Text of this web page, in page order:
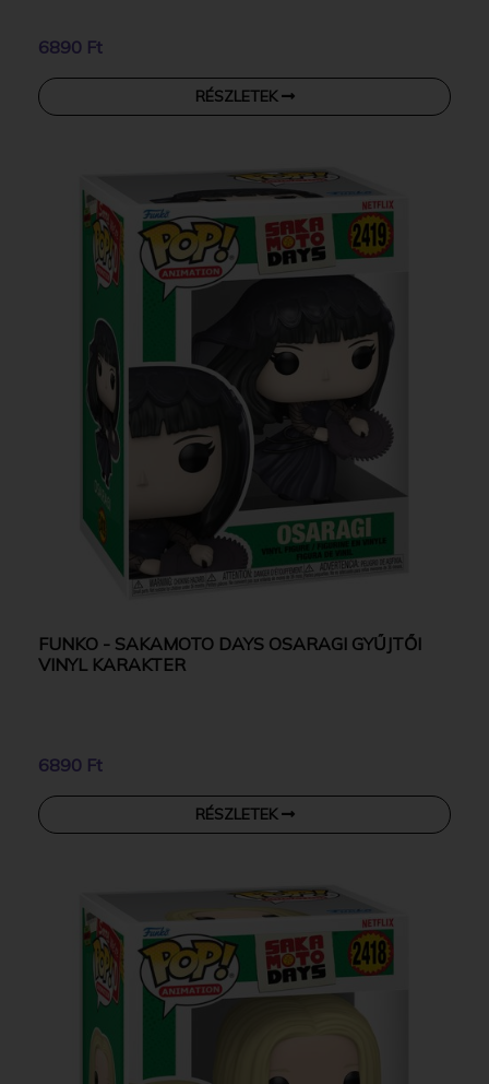
6890 Ft
RÉSZLETEK
FUNKO - SAKAMOTO DAYS OSARAGI GYŰJTŐI
VINYL KARAKTER
6890 Ft
RÉSZLETEK